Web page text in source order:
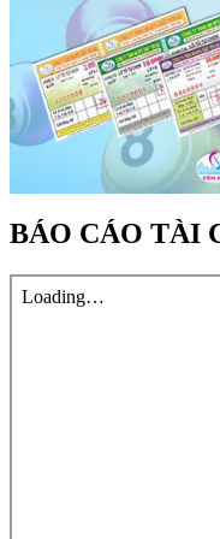
BÁO CÁO TÀI